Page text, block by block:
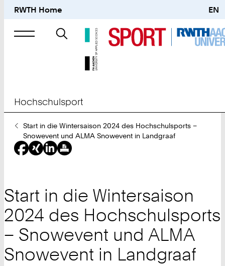
RWTH Home EN
Suche
nach
Hochschulsport
Sie
sind
hier:
Start in die Wintersaison 2024 des Hochschulsports –
Snowevent und ALMA Snowevent in Landgraaf
Start in die Wintersaison
2024 des Hochschulsports
– Snowevent und ALMA
Snowevent in Landgraaf